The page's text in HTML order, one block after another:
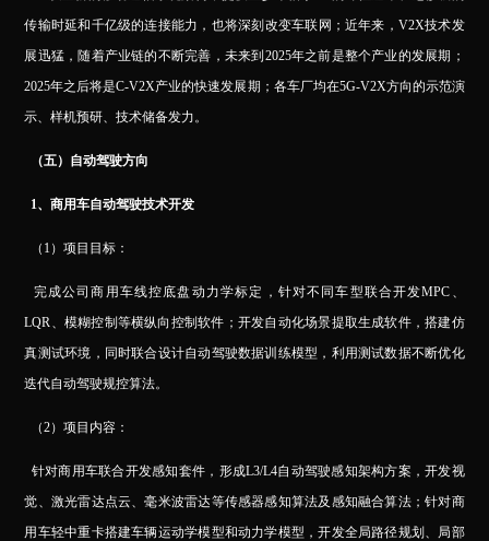
传输时延和千亿级的连接能力，也将深刻改变车联网；近年来，V2X技术发
展迅猛，随着产业链的不断完善，未来到2025年之前是整个产业的发展期；
2025年之后将是C-V2X产业的快速发展期；各车厂均在5G-V2X方向的示范演
示、样机预研、技术储备发力。
（五）自动驾驶方向
1、商用车自动驾驶技术开发
（1）项目目标：
完成公司商用车线控底盘动力学标定，针对不同车型联合开发MPC、
LQR、模糊控制等横纵向控制软件；开发自动化场景提取生成软件，搭建仿
真测试环境，同时联合设计自动驾驶数据训练模型，利用测试数据不断优化
迭代自动驾驶规控算法。
（2）项目内容：
针对商用车联合开发感知套件，形成L3/L4自动驾驶感知架构方案，开发视
觉、激光雷达点云、毫米波雷达等传感器感知算法及感知融合算法；针对商
用车轻中重卡搭建车辆运动学模型和动力学模型，开发全局路径规划、局部